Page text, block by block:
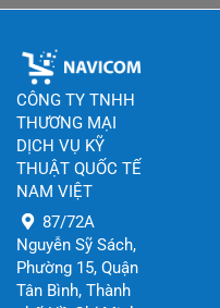
CÔNG TY TNHH
THƯƠNG MẠI
DỊCH VỤ KỸ
THUẬT QUỐC TẾ
NAM VIỆT
87/72A
Nguyễn Sỹ Sách,
Phường 15, Quận
Tân Bình, Thành